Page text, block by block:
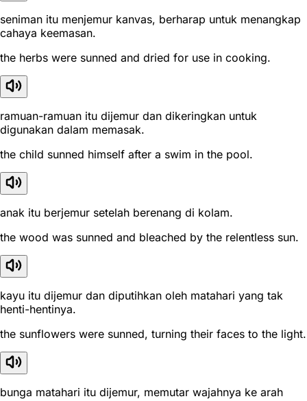
seniman itu menjemur kanvas, berharap untuk menangkap
cahaya keemasan.
the herbs were sunned and dried for use in cooking.
ramuan-ramuan itu dijemur dan dikeringkan untuk
digunakan dalam memasak.
the child sunned himself after a swim in the pool.
anak itu berjemur setelah berenang di kolam.
the wood was sunned and bleached by the relentless sun.
kayu itu dijemur dan diputihkan oleh matahari yang tak
henti-hentinya.
the sunflowers were sunned, turning their faces to the light.
bunga matahari itu dijemur, memutar wajahnya ke arah